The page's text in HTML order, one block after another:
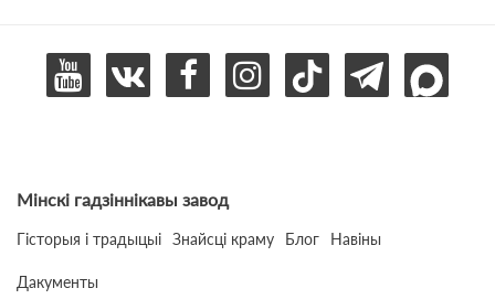
Мінскі гадзіннікавы завод
Гісторыя і традыцыі Знайсці краму Блог Навіны
Дакументы